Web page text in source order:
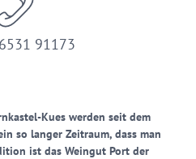
91173
Kues werden seit dem
so langer Zeitraum, dass man
ist das Weingut Port der